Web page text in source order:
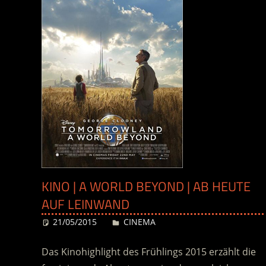
KINO | A WORLD BEYOND | AB HEUTE
AUF LEINWAND
21/05/2015 Desiree
CINEMA
Das Kinohighlight des Frühlings 2015 erzählt die